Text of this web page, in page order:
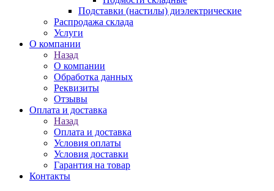
Подставки (настилы) диэлектрические
Распродажа склада
Услуги
О компании
Назад
О компании
Обработка данных
Реквизиты
Отзывы
Оплата и доставка
Назад
Оплата и доставка
Условия оплаты
Условия доставки
Гарантия на товар
Контакты